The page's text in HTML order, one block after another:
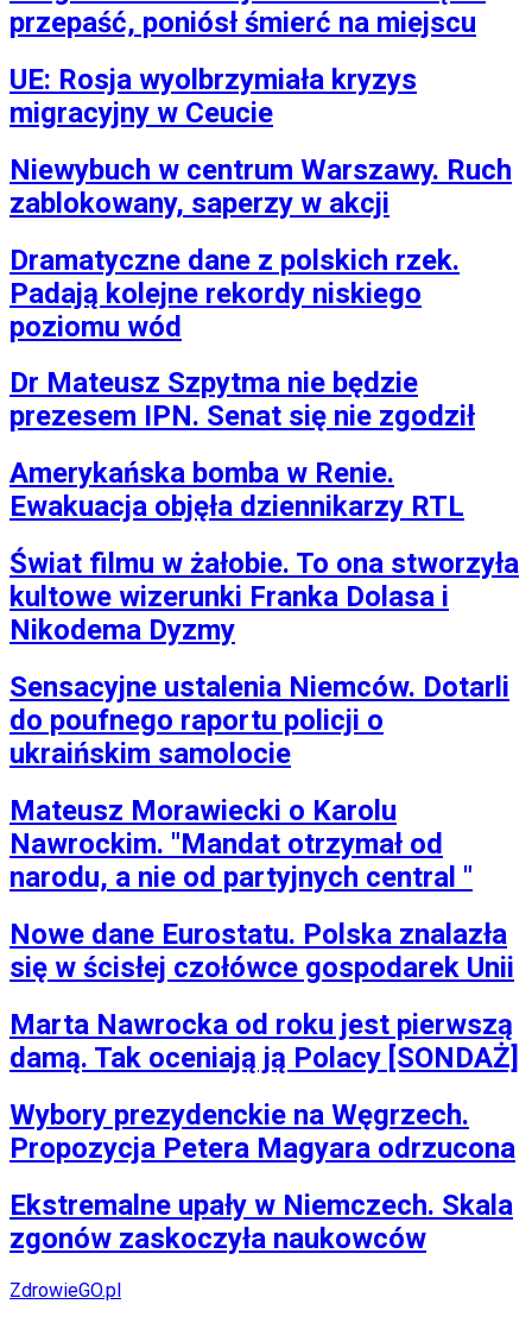
przepaść, poniósł śmierć na miejscu
UE: Rosja wyolbrzymiała kryzys
migracyjny w Ceucie
Niewybuch w centrum Warszawy. Ruch
zablokowany, saperzy w akcji
Dramatyczne dane z polskich rzek.
Padają kolejne rekordy niskiego
poziomu wód
Dr Mateusz Szpytma nie będzie
prezesem IPN. Senat się nie zgodził
Amerykańska bomba w Renie.
Ewakuacja objęła dziennikarzy RTL
Świat filmu w żałobie. To ona stworzyła
kultowe wizerunki Franka Dolasa i
Nikodema Dyzmy
Sensacyjne ustalenia Niemców. Dotarli
do poufnego raportu policji o
ukraińskim samolocie
Mateusz Morawiecki o Karolu
Nawrockim. "Mandat otrzymał od
narodu, a nie od partyjnych central "
Nowe dane Eurostatu. Polska znalazła
się w ścisłej czołówce gospodarek Unii
Marta Nawrocka od roku jest pierwszą
damą. Tak oceniają ją Polacy [SONDAŻ]
Wybory prezydenckie na Węgrzech.
Propozycja Petera Magyara odrzucona
Ekstremalne upały w Niemczech. Skala
zgonów zaskoczyła naukowców
ZdrowieGO.pl